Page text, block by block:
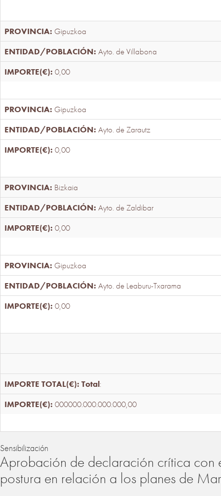
Gipuzkoa
Ayto. de Villabona
0,00
Gipuzkoa
Ayto. de Zarautz
0,00
Bizkaia
Ayto. de Zaldibar
0,00
Gipuzkoa
Ayto. de Leaburu-Txarama
0,00
Total:
000000.000.000.000,00
Sensibilización
Aprobación de declaración crítica con
postura en relación a los planes de